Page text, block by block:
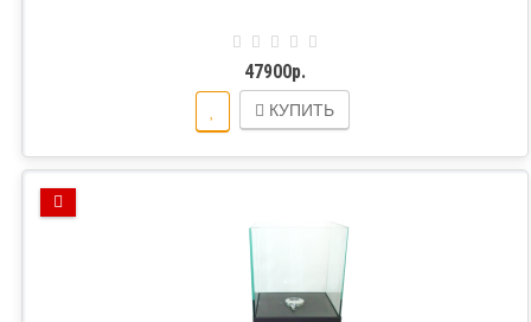
47900р.
КУПИТЬ